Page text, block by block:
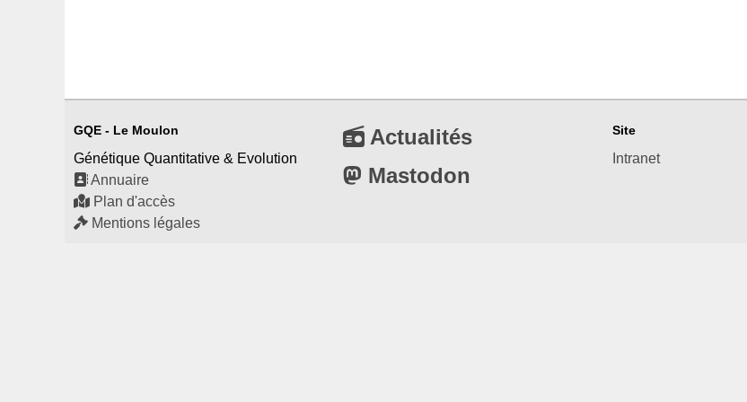
GQE - Le Moulon
Génétique Quantitative & Evolution
Annuaire
Plan d'accès
Mentions légales
Actualités
Mastodon
Site
Intranet